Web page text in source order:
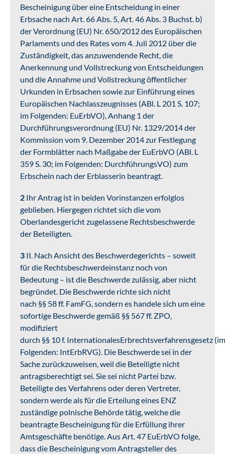
Bescheinigung über eine Entscheidung in einer
Erbsache nach Art. 66 Abs. 5, Art. 46 Abs. 3 Buchst. b)
der Verordnung (EU) Nr. 650/2012 des Europäischen
Parlaments und des Rates vom 4. Juli 2012 über die
Zuständigkeit, das anzuwendende Recht, die
Anerkennung und Vollstreckung von Entscheidungen
und die Annahme und Vollstreckung öffentlicher
Urkunden in Erbsachen sowie zur Einführung eines
Europäischen Nachlasszeugnisses (ABl. L 201 S. 107;
im Folgenden: EuErbVO), Anhang 1 der
Durchführungsverordnung (EU) Nr. 1329/2014 der
Kommission vom 9. Dezember 2014 zur Festlegung
der Formblätter nach Maßgabe der EuErbVO (ABl. L
359 S. 30; im Folgenden: DurchführungsVO) zum
Erbschein nach der Erblasserin beantragt.
2 Ihr Antrag ist in beiden Vorinstanzen erfolglos
geblieben. Hiergegen richtet sich die vom
Oberlandesgericht zugelassene Rechtsbeschwerde
der Beteiligten.
3 II. Nach Ansicht des Beschwerdegerichts – soweit
für die Rechtsbeschwerdeinstanz noch von
Bedeutung – ist die Beschwerde zulässig, aber nicht
begründet. Die Beschwerde richte sich nicht
nach §§ 58 ff. FamFG, sondern es handele sich um eine
sofortige Beschwerde gemäß §§ 567 ff. ZPO,
modifiziert
durch §§ 10 f. InternationalesErbrechtsverfahrensgesetz (im
Folgenden: IntErbRVG). Die Beschwerde sei in der
Sache zurückzuweisen, weil die Beteiligte nicht
antragsberechtigt sei. Sie sei nicht Partei bzw.
Beteiligte des Verfahrens oder deren Vertreter,
sondern werde als für die Erteilung eines ENZ
zuständige polnische Behörde tätig, welche die
beantragte Bescheinigung für die Erfüllung ihrer
Amtsgeschäfte benötige. Aus Art. 47 EuErbVO folge,
dass die Bescheinigung vom Antragsteller des